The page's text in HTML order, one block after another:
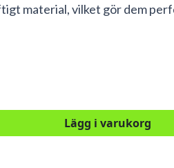
material, vilket gör dem
Lägg i varukorg